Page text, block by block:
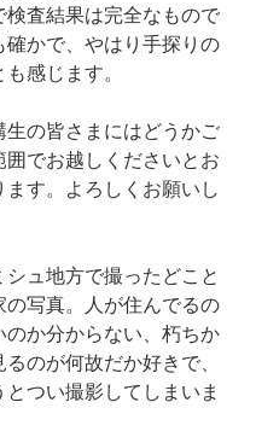
検査結果は完全なもので
確かで、やはり手探りの
感じます。
生の皆さまにはどうかご
囲でお越しくださいとお
す。よろしくお願いし
ュ地方で撮ったどこと
の写真。人が住んでるの
のか分からない、朽ちか
のが何故だか好きで、
つい撮影してしまいま